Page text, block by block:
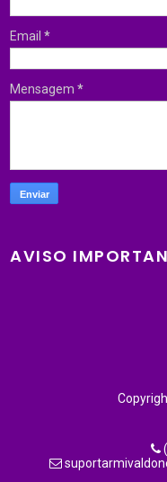
Email*
Mensagem*
AVISO